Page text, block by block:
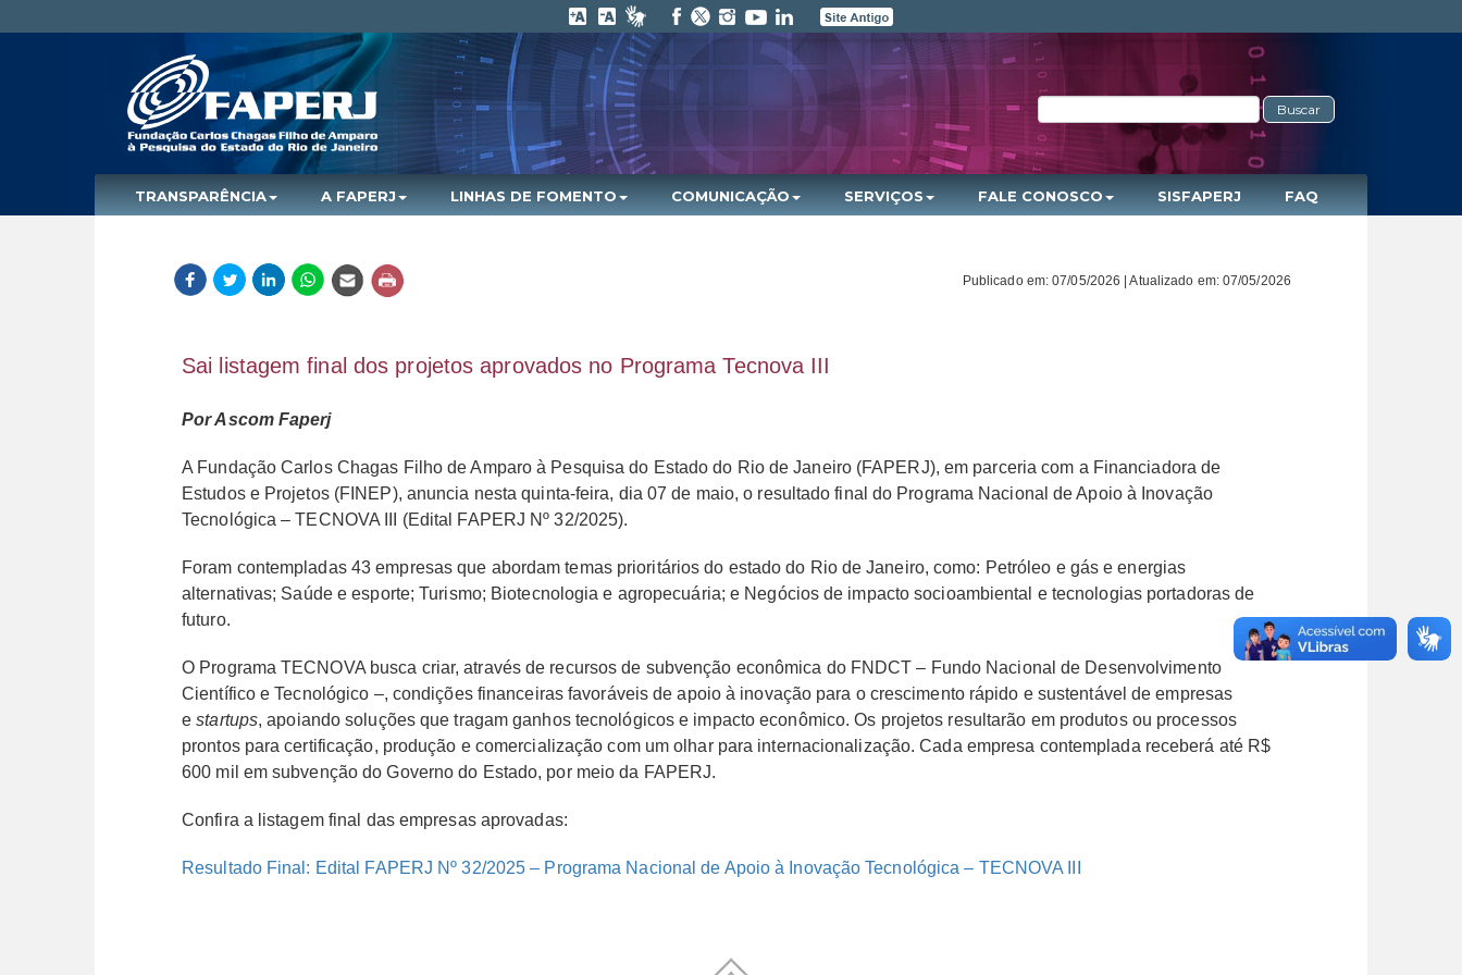
Buscar
TRANSPARÊNCIA A FAPERJ LINHAS DE FOMENTO COMUNICAÇÃO SERVIÇOS FALE CONOSCO SISFAPERJ FAQ
Publicado em: 07/05/2026 | Atualizado em: 07/05/2026
Sai listagem final dos projetos aprovados no Programa Tecnova III
Por Ascom Faperj
A Fundação Carlos Chagas Filho de Amparo à Pesquisa do Estado do Rio de Janeiro (FAPERJ), em parceria com a Financiadora de
Estudos e Projetos (FINEP), anuncia nesta quinta-feira, dia 07 de maio, o resultado final do Programa Nacional de Apoio à Inovação
Tecnológica – TECNOVA III (Edital FAPERJ Nº 32/2025).
Foram contempladas 43 empresas que abordam temas prioritários do estado do Rio de Janeiro, como: Petróleo e gás e energias
alternativas; Saúde e esporte; Turismo; Biotecnologia e agropecuária; e Negócios de impacto socioambiental e tecnologias portadoras de
futuro.
O Programa TECNOVA busca criar, através de recursos de subvenção econômica do FNDCT – Fundo Nacional de Desenvolvimento
Científico e Tecnológico –, condições financeiras favoráveis de apoio à inovação para o crescimento rápido e sustentável de empresas
estartups, apoiando soluções que tragam ganhos tecnológicos e impacto econômico. Os projetos resultarão em produtos ou processos
prontos para certificação, produção e comercialização com um olhar para internacionalização. Cada empresa contemplada receberá até R$
600 mil em subvenção do Governo do Estado, por meio da FAPERJ.
Confira a listagem final das empresas aprovadas:
Resultado Final: Edital FAPERJ Nº 32/2025 – Programa Nacional de Apoio à Inovação Tecnológica – TECNOVA III